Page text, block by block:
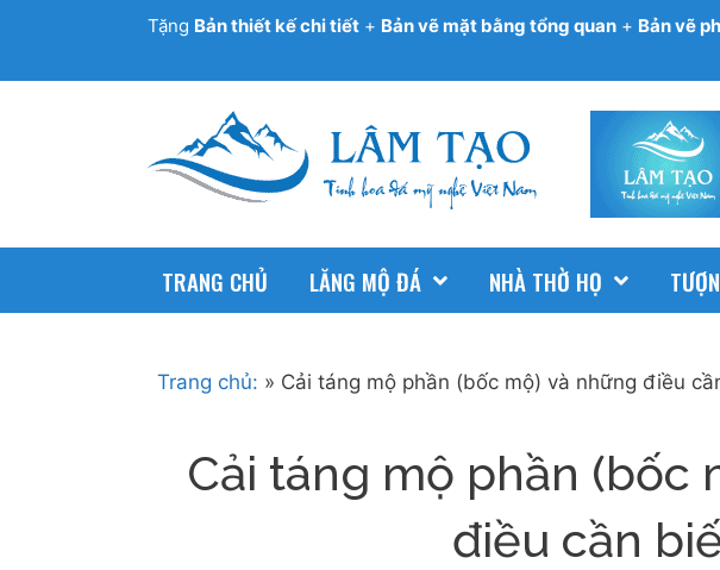
Tặng Bản thiết kế chi tiết+ Bản vẽ mặt bằng tổng quan+ Bản vẽ
TRANG CHỦ LĂNG MỘ ĐÁ NHÀ THỜ HỌ
Trang chủ: » Cải táng mộ phần (bốc mộ) và những điều
Cải táng mộ phần (bốc
điều cần